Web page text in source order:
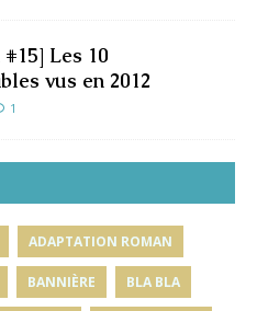
Les 10
vus en 2012
1
ADAPTATION ROMAN
BANNIÈRE BLA BLA